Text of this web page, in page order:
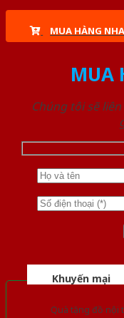
MUA HÀNG
MUA
Chúng tôi sẽ
Khuyến mại
Quà tặng đồ nội